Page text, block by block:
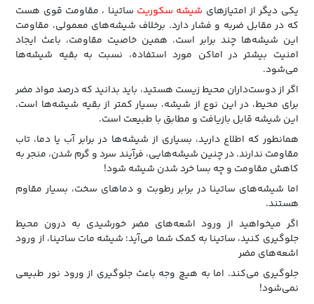
یکی دیگر از امتیازهای شیشه سکوریت ساتینا ، مقاومت قوی‌‌ هست
که در مقابل ضربه و فشار دارد. برخلاف شیشه‌های معمولی، مقاومت
این شیشه‌ها چند برابر است. همین خاصیت مقاومت، باعث ایجاد
امنیت بیشتر در اماکن مورد استفاده، نسبت به بقیه شیشه‌ها
می‌شود.
اگر از دوست‌داران محیط زیست هستید، باید بدانید که درصد مواد مضر
برای محیط، در این نوع از شیشه، بسیار کمتر از بقیه شیشه‌ها است.
این شیشه قابل بازیافت و مطابق با طبیعت است.
همانطور که اطلاع دارید، بسیاری از شیشه‌ها در برابر آب یا دما، تاب
مقاومت ندارند. در چنین شیشه‌هایی، فرآیند سرد و گرم شدن، منجر به
کاهش مقاومت و چه بسا خرد شدن شیشه شود!
اما شیشه‌های ساتینا در برابر رطوبت و دماهای سخت، بسیار مقاوم
هستند.
اگر میخواهید از ورود اشعه‌های مضر خورشیدی به درون محیط
جلوگیری کنید، ساتینا به کمک شما می‌آید؛ شیشه مات ساتینا، از ورود
اشعه‌های مضر
جلوگیری می‌کند. اما به هیچ وجه باعث جلوگیری از ورود نور طبیعی
نمی‌شود!